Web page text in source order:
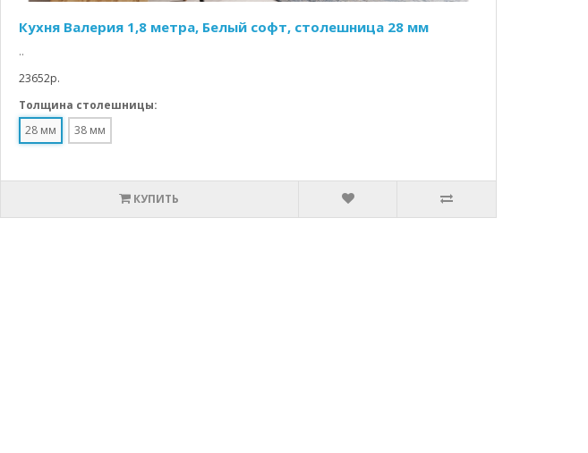
Кухня Валерия 1,8 метра, Белый софт, столешница 28 мм
..
23652p.
Толщина столешницы:
28 мм
38 мм
КУПИТЬ